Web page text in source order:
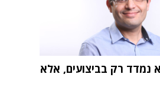
נמדד רק בביצועים, אלא